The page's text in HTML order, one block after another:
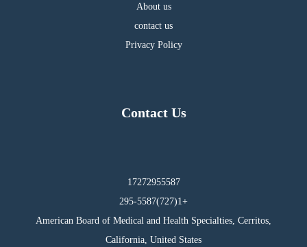
About us
contact us
Privacy Policy
Contact Us
17272955587
295-5587(727)1+
American Board of Medical and Health Specialties, Cerritos,
California, United States